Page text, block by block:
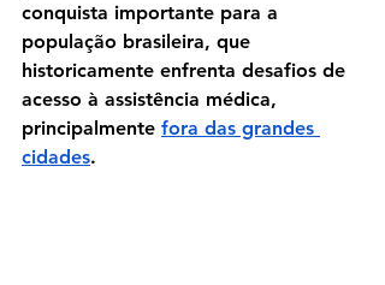
conquista importante para a
população brasileira, que
historicamente enfrenta desafios de
acesso à assistência médica,
principalmente fora das grandes
cidades.